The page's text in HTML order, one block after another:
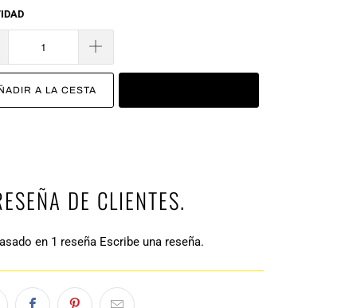
A LA CESTA
DE CLIENTES.
en 1 reseña Escribe una reseña.